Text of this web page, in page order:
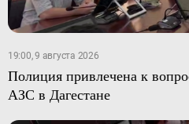
19:00, 9 августа 2026
Полиция привлечена к
АЗС в Дагестане